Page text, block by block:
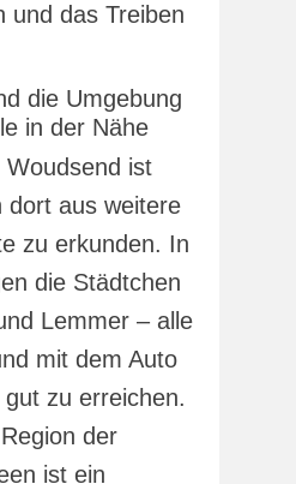
und das Treiben
die Umgebung
in der Nähe
Woudsend ist
dort aus weitere
zu erkunden. In
die Städtchen
Lemmer – alle
mit dem Auto
zu erreichen.
der
ist ein